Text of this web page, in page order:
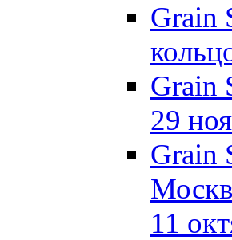
Grain
Grain
29
Grain
11